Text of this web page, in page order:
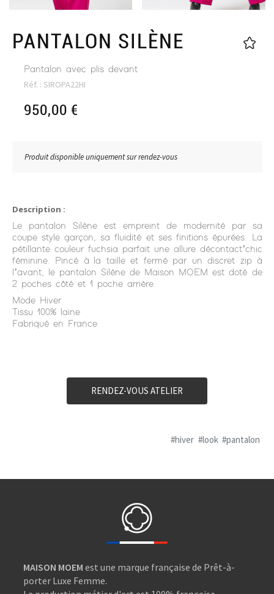
PANTALON SILÈNE
Pantalon avec plis devant
Réf. : SIROPA22HI
950,00 €
Produit disponible uniquement sur rendez-vous
Description :
Le pantalon Silène est empreint de modernité par sa
coupe style garçon, sa fluidité et ses finitions épurées. La
pétillante couleur fuchsia parfait une allure décontact’chic
féminine. Pincé à la taille et fermé par un discret zip à
l’avant, le pantalon Silène de Maison MOEM est doté de
2 poches côté et 1 poche arrière.
Mode Hiver
Tissu 100% laine
Fabriqué en France
RENDEZ-VOUS ATELIER
#hiver #look #pantalon
MAISON MOEM est une marque française de Prêt-à-
porter Luxe Femme.